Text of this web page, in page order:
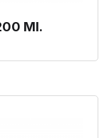
Ml.